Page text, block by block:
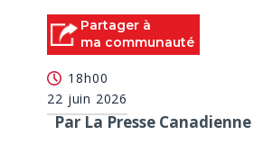
Partager à
ma communauté
18h00
22 juin 2026
Par La Presse Canadienne